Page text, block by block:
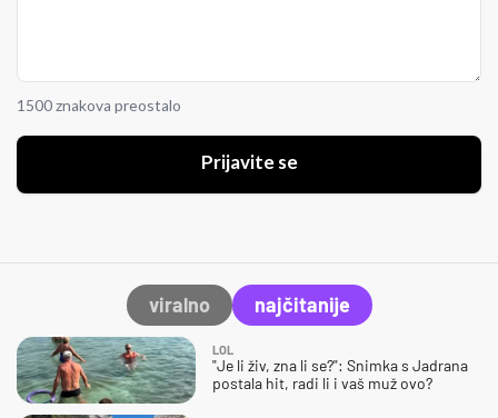
1500 znakova preostalo
Prijavite se
viralno najčitanije
LOL
"Je li živ, zna li se?": Snimka s Jadrana
postala hit, radi li i vaš muž ovo?